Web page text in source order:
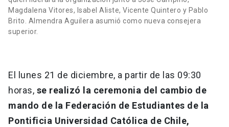
Magdalena Vitores, Isabel Aliste, Vicente Quintero y Pablo
Brito. Almendra Aguilera asumió como nueva consejera
superior.
El lunes 21 de diciembre, a partir de las 09:30
horas, se realizó la ceremonia del cambio de
mando de la Federación de Estudiantes de la
Pontificia Universidad Católica de Chile,